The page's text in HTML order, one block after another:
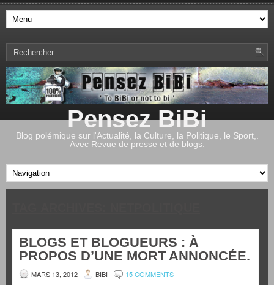
Pensez BiBi
Blog polémique sur l'Actualité, la Culture, la Politique, le Sport,.
Avec Revue de presse et de blogs.
BLOGS ET BLOGUEURS : À
PROPOS D’UNE MORT ANNONCÉE.
MARS 13, 2012 BIBI 15 COMMENTS